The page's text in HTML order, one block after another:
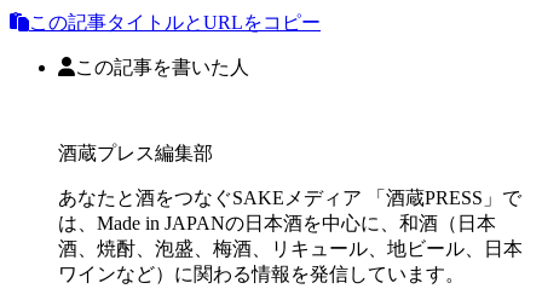
この記事タイトルとURLをコピー
この記事を書いた人
酒蔵プレス編集部
あなたと酒をつなぐSAKEメディア 「酒蔵PRESS」で
は、Made in JAPANの日本酒を中心に、和酒（日本
酒、焼酎、泡盛、梅酒、リキュール、地ビール、日本
ワインなど）に関わる情報を発信しています。